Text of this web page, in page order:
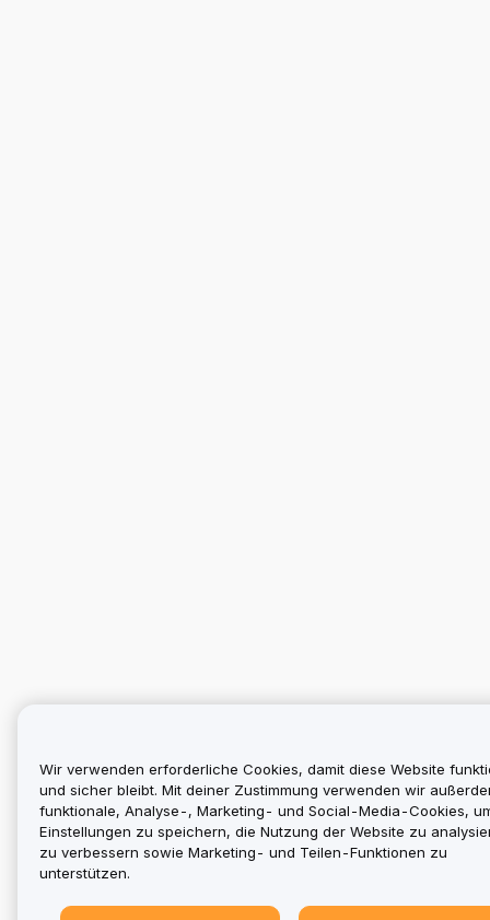
Wir verwenden erforderliche Cookies, damit diese Website
und sicher bleibt. Mit deiner Zustimmung verwenden wir
funktionale, Analyse-, Marketing- und Social-Media-Cookies,
Einstellungen zu speichern, die Nutzung der Website zu
zu verbessern sowie Marketing- und Teilen-Funktionen zu
unterstützen.